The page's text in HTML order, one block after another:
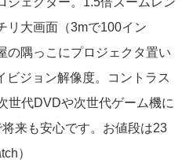
リ大画面（3mで100イン
の隅っこにプロジェクタ置い
ビジョン解像度。コントラス
世代DVDや次世代ゲーム機に
来も安心です。お値段は23
）